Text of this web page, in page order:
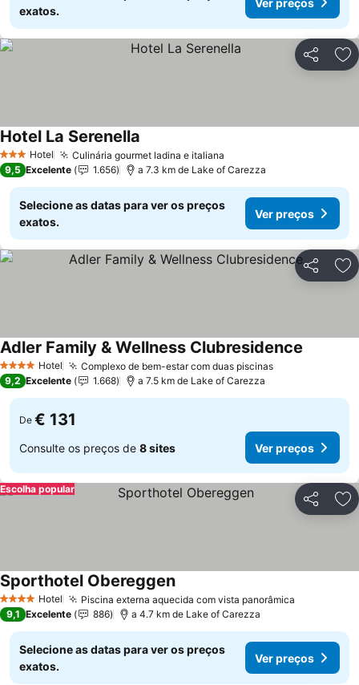
exatos.
Partilhar
3 EstrelasHotel Culinária gourmet ladina e italiana
Hotel La Serenella
9,5 Excelente 1.656 a 7.3 km de Lake of Carezza
Selecione as datas para ver os preços
exatos.
Ver preços
Partilhar
4 EstrelasHotel Complexo de bem-estar com duas piscinasVer preços
Adler Family & Wellness Clubresidence
9,2 Excelente 1.668 a 7.5 km de Lake of Carezza
De € 131
Consulte os preços de 8 sites Ver preços
Partilhar
Escolha popular
4 EstrelasHotel Piscina externa aquecida com vista panorâmica
Sporthotel ObereggenVer preços
9,1 Excelente 886 a 4.7 km de Lake of Carezza
Selecione as datas para ver os preços
exatos.
Ver preços